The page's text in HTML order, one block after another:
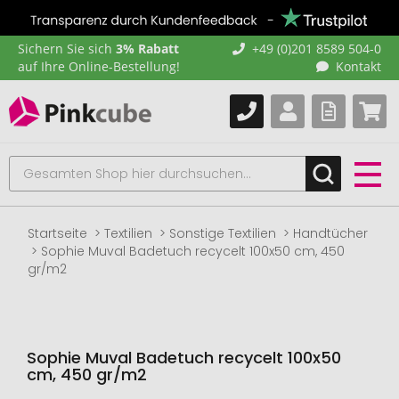
Sichern Sie sich 3% Rabatt
auf Ihre Online-Bestellung!
+49 (0)201 8589 504-0
Kontakt
Startseite Textilien Sonstige Textilien
Handtücher
Sophie Muval Badetuch recycelt 100x50 cm, 450
gr/m2
Sophie Muval Badetuch recycelt 100x50
cm, 450 gr/m2